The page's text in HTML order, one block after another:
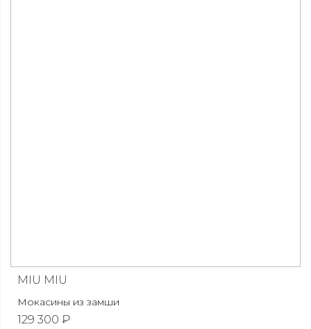
MIU MIU
Мокасины из замши
129 300 ₽